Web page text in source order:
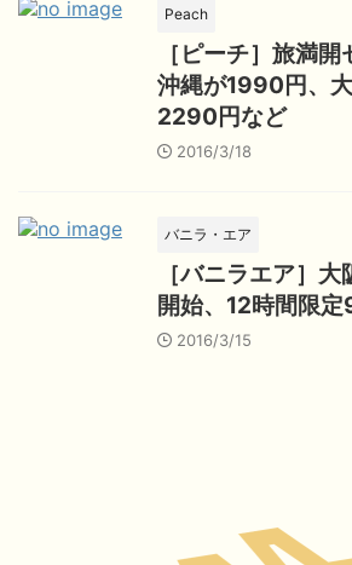
Peach
［ピーチ］旅満
沖縄が1990円、
2290円など
2016/3/18
バニラ・エア
［バニラエア］
開始、12時間限
2016/3/15